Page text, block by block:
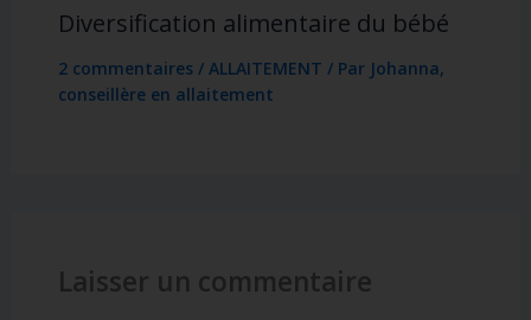
Diversification alimentaire du bébé
2 commentaires / ALLAITEMENT / Par Johanna,
conseillère en allaitement
Laisser un commentaire